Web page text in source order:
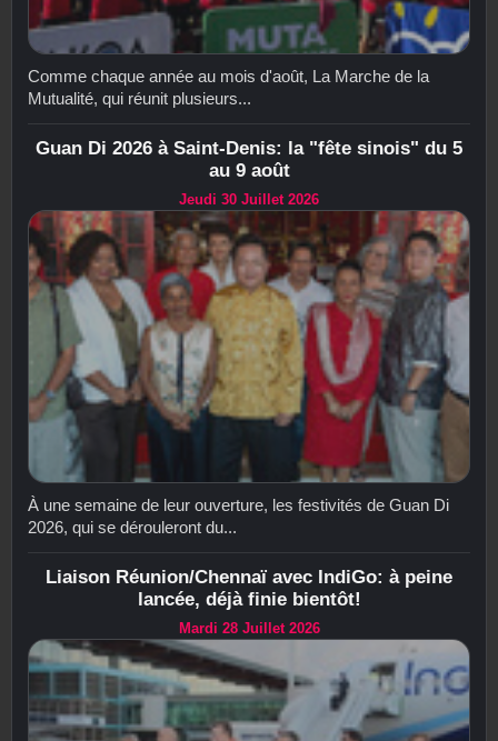
Comme chaque année au mois d'août, La Marche de la
Mutualité, qui réunit plusieurs...
Guan Di 2026 à Saint-Denis: la "fête sinois" du 5
au 9 août
Jeudi 30 Juillet 2026
À une semaine de leur ouverture, les festivités de Guan Di
2026, qui se dérouleront du...
Liaison Réunion/Chennaï avec IndiGo: à peine
lancée, déjà finie bientôt!
Mardi 28 Juillet 2026